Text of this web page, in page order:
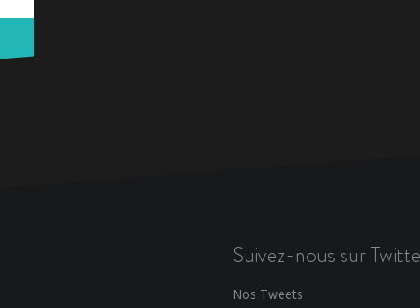
Suivez-nous sur
Nos Tweets